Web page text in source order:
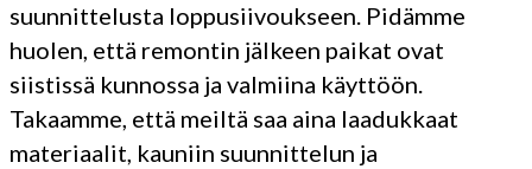
suunnittelusta loppusiivoukseen. Pidämme
huolen, että remontin jälkeen paikat ovat
siistissä kunnossa ja valmiina käyttöön.
Takaamme, että meiltä saa aina laadukkaat
materiaalit, kauniin suunnittelun ja